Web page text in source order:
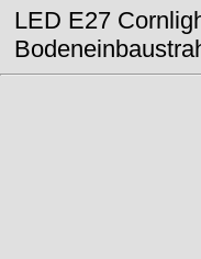
LED E27